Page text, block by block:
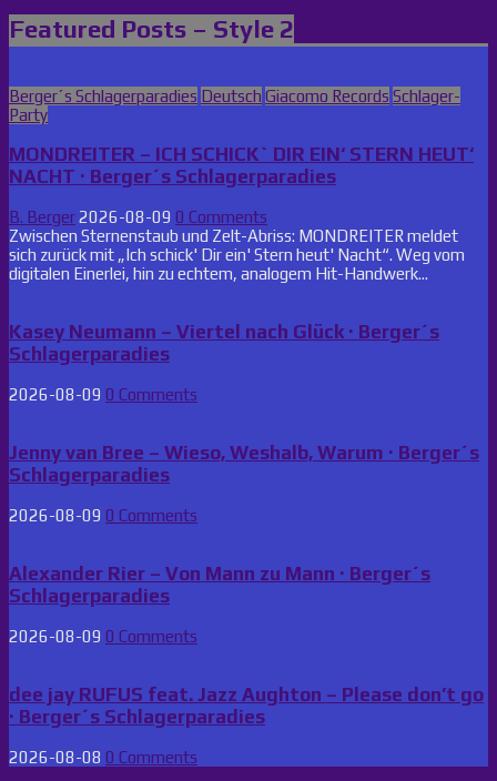
Featured Posts – Style 2
Posted
in
Berger´s Schlagerparadies Deutsch Giacomo Records Schlager-
Party
MONDREITER – ICH SCHICK` DIR EIN‘ STERN HEUT‘
NACHT · Berger´s Schlagerparadies
B. Berger2026-08-09 0 Comments
Zwischen Sternenstaub und Zelt-Abriss: MONDREITER meldet
sich zurück mit „Ich schick' Dir ein' Stern heut' Nacht“. Weg vom
digitalen Einerlei, hin zu echtem, analogem Hit-Handwerk...
Kasey Neumann – Viertel nach Glück · Berger´s
Schlagerparadies
2026-08-09 0 Comments
Jenny van Bree – Wieso, Weshalb, Warum · Berger´s
Schlagerparadies
2026-08-09 0 Comments
Alexander Rier – Von Mann zu Mann · Berger´s
Schlagerparadies
2026-08-09 0 Comments
dee jay RUFUS feat. Jazz Aughton – Please don’t go
· Berger´s Schlagerparadies
2026-08-08 0 Comments